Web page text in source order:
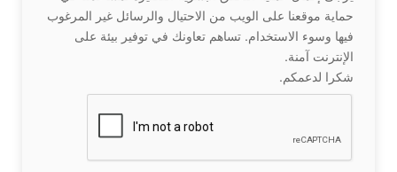
حماية موقعنا على الويب من الاحتيال والرسائل غير المرغوب
فيها وسوء الاستخدام. تساهم تعاونك في توفير بيئة على
الإنترنت آمنة.
شكرا لدعمكم.